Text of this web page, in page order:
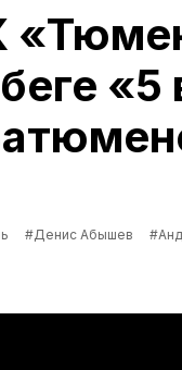
«5
#Денис Абышев